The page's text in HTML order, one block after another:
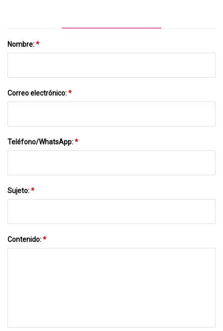
Nombre:*
Correo electrónico:*
Teléfono/WhatsApp:*
Sujeto:*
Contenido:*